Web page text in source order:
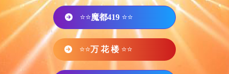
⭐⭐魔都419 ⭐⭐
⭐⭐万 花 楼 ⭐⭐